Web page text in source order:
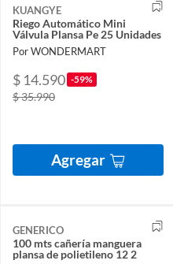
KUANGYE
Riego Automático Mini
Válvula Plansa Pe 25 Unidades
Por WONDERMART
$ 14.590 -59%
$ 35.990
Agregar
GENERICO
100 mts cañería manguera
plansa de polietileno 12 2